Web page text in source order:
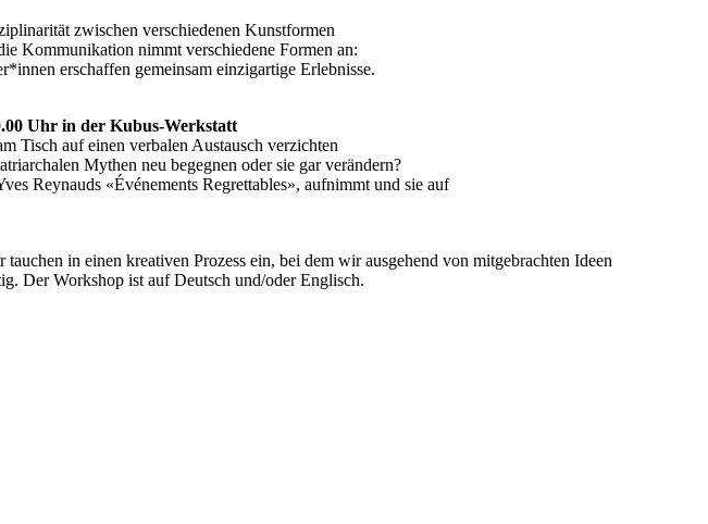
zwischen verschiedenen Kunstformen
Kommunikation nimmt verschiedene Formen an:
erschaffen gemeinsam einzigartige Erlebnisse.
Uhr in der Kubus-Werkstatt
Tisch auf einen verbalen Austausch verzichten
Mythen neu begegnen oder sie gar verändern?
Reynauds «Événements Regrettables», aufnimmt und sie auf
in einen kreativen Prozess ein, bei dem wir ausgehend von mitgebrachten Ideen
Der Workshop ist auf Deutsch und/oder Englisch.